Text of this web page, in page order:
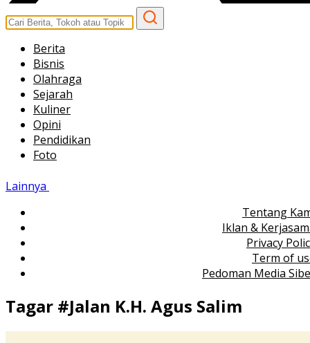
Berita
Bisnis
Olahraga
Sejarah
Kuliner
Opini
Pendidikan
Foto
Lainnya
Tentang
Iklan &
Privacy
Term of
Pedoman Media
Tagar #Jalan K.H. Agus Salim